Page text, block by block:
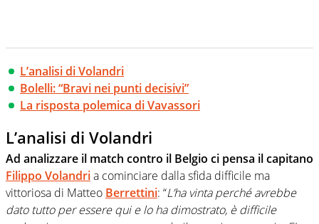
L’analisi di Volandri
Bolelli: “Bravi nei punti decisivi”
La risposta polemica di Vavassori
L’analisi di Volandri
Ad analizzare il match contro il Belgio ci pensa il capitano
Filippo Volandria cominciare dalla sfida difficile ma
vittoriosa di Matteo Berrettini: “L’ha vinta perché avrebbe
dato tutto per essere qui e lo ha dimostrato, è difficile